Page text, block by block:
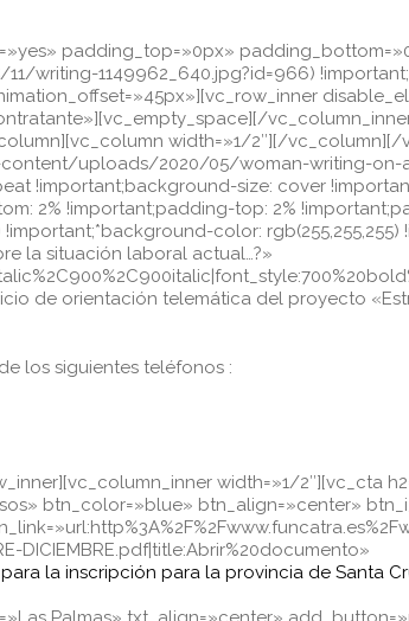
padding_top=»0px»
writing-1149962_640.jpg?id=966)
width=»1/2″][/vc_column][/
content/uploads/2020/05/woman-writing-
!important;background-size: cover
2% !important;padding-top: 2%
color: rgb(255,255,255)
la situación laboral actual…?»
de orientación telemática del proyecto
los siguientes teléfonos :
width=»1/2″][vc_cta
btn_color=»blue» btn_align=»center»
DICIEMBRE.pdf|title:Abrir%20documento»
la inscripción para la provincia de Santa